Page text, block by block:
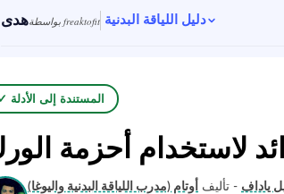
هدى بواسطة freaktofit دليل اللياقة البدنية
✓ المستندة إلى الأدلة
ياداف - تأليف